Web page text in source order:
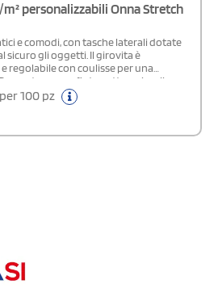
personalizzabili Onna Stretch
e comodi, con tasche laterali dotate
sicuro gli oggetti. Il girovita è
regolabile con coulisse per una
una finta patta e piccoli
per una maggiore libertà di
traspirante, offrono comfort e
fisica
100 pz